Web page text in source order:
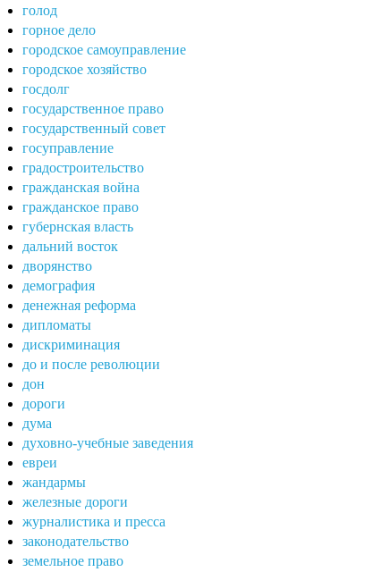
голод
горное дело
городское самоуправление
городское хозяйство
госдолг
государственное право
государственный совет
госуправление
градостроительство
гражданская война
гражданское право
губернская власть
дальний восток
дворянство
демография
денежная реформа
дипломаты
дискриминация
до и после революции
дон
дороги
дума
духовно-учебные заведения
евреи
жандармы
железные дороги
журналистика и пресса
законодательство
земельное право